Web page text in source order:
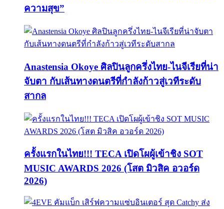
ความสุข”
Anastensia Okoye ศิลปินลูกครึ่งไทย-ไนจีเรียที่น่า
จับตา กับเส้นทางดนตรีที่กำลังก้าวสู่เวทีระดับ
สากล
ครั้งแรกในไทย!!! TECA เปิดโผผู้เข้าชิง SOT
MUSIC AWARDS 2026 (โสต มิวสิค อวอร์ด
2026)